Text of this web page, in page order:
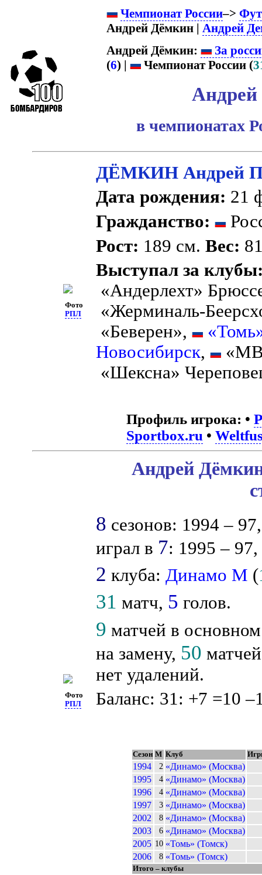
Чемпионат России–>
Андрей Дёмкин | Андрей
Андрей Дёмкин:
За
(6) | Чемпионат России (
в чемпионатах
Фото
РПЛ
ДЁМКИН Андрей
Дата рождения: 21
Гражданство:
Рост: 189 см.Вес:
Выступал за
«Андерлехт»
«Жерминаль-
«Беверен»,
Новосибирск,
«Шексна»
Профиль игрока: •
Sportbox.ru •
Фото
РПЛ
Андрей
8 сезонов: 1994 –
играл в 7: 1995 –
2 клуба:Динамо М (
31 матч, 5 голов.
9 матчей в
на замену, 50
нет удалений.
Баланс: 31: +7 =10
Сезон М Клуб
1994 2 «Динамо» (Москва)
1995
4 «Динамо» (Москва)
1996
4 «Динамо» (Москва)
1997
3 «Динамо» (Москва)
2002
8 «Динамо» (Москва)
2003
6 «Динамо» (Москва)
2005 10 «Томь» (Томск)
2006
8 «Томь» (Томск)
Итого – клубы